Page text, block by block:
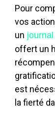
Pour
vos
un
offert un
est
la fierté